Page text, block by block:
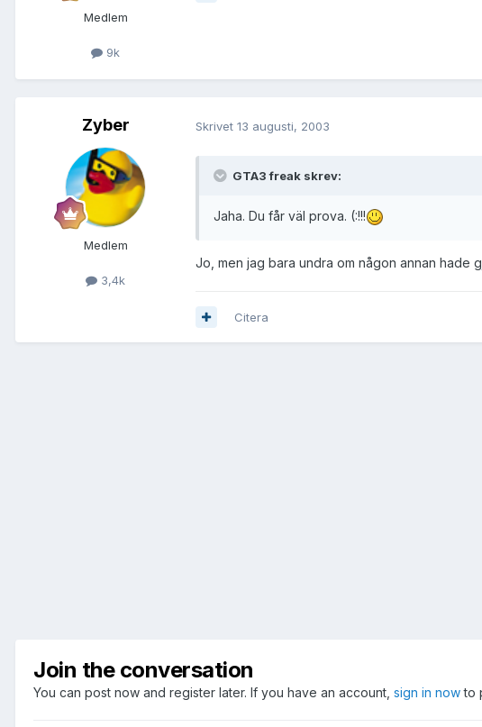
Medlem
9k
Zyber
Medlem
3,4k
Skrivet 13 augusti, 2003
GTA3 freak skrev:
Jaha. Du får väl prova. (:!!!
Jo, men jag bara undra om någon annan hade
Citera
Join the conversation
You can post now and register later. If you have an account, sign in nowto